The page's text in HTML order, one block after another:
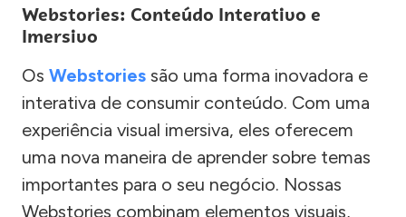
Webstories: Conteúdo Interativo e
Imersivo
Os Webstories são uma forma inovadora e
interativa de consumir conteúdo. Com uma
experiência visual imersiva, eles oferecem
uma nova maneira de aprender sobre temas
importantes para o seu negócio. Nossas
Webstories combinam elementos visuais,